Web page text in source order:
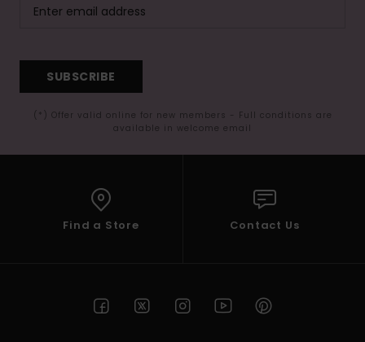
SUBSCRIBE
(*) Offer valid online for new members - Full conditions are
available in welcome email
Find a Store Contact Us